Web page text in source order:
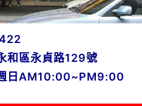
和區永貞路129號
日AM10:00~PM9:00